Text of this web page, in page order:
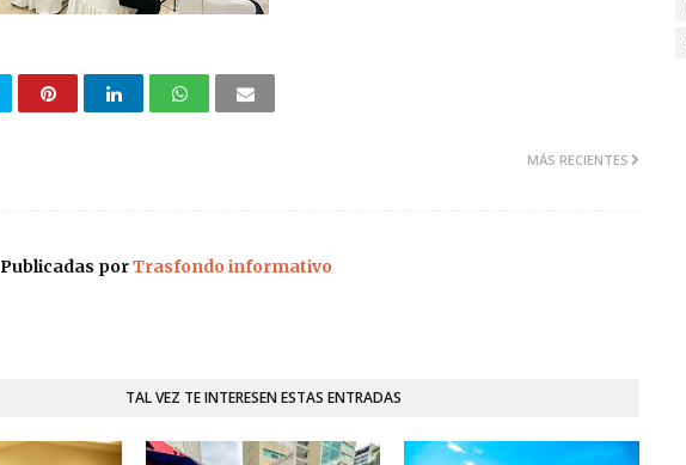
MÁS RECIENTES
Publicadas porTrasfondo informativo
TAL VEZ TE INTERESEN ESTAS ENTRADAS